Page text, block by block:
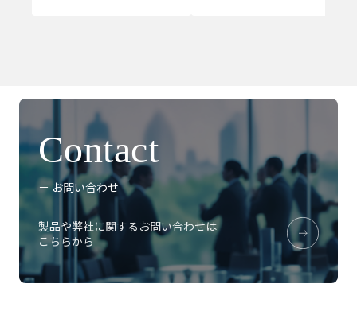
Contact
－ お問い合わせ
製品や弊社に関するお問い合わせは
こちらから